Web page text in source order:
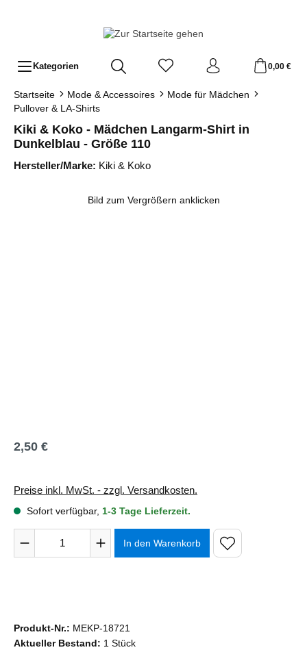
Kategorien 0,00 €
Startseite Mode & Accessoires
Mode für Mädchen
Pullover & LA-Shirts
Kiki & Koko - Mädchen Langarm-Shirt in
Dunkelblau - Größe 110
Hersteller/Marke: Kiki & Koko
Bild zum Vergrößern anklicken
Regulärer Preis:
2,50 €
Preise inkl. MwSt. - zzgl. Versandkosten.
Sofort verfügbar, 1-3 Tage Lieferzeit.
Produkt Anzahl: Gib den gewünschten Wert ein oder
In den Warenkorb
Produkt-Nr.: MEKP-18721
Aktueller Bestand: 1 Stück